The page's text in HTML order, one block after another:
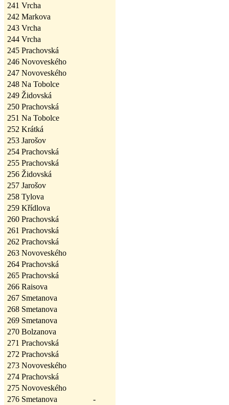
241 Vrcha
242 Markova
243 Vrcha
244 Vrcha
245 Prachovská
246 Novoveského
247 Novoveského
248 Na Tobolce
249 Židovská
250 Prachovská
251 Na Tobolce
252 Krátká
253 Jarošov
254 Prachovská
255 Prachovská
256 Židovská
257 Jarošov
258 Tylova
259 Křídlova
260 Prachovská
261 Prachovská
262 Prachovská
263 Novoveského
264 Prachovská
265 Prachovská
266 Raisova
267 Smetanova
268 Smetanova
269 Smetanova
270 Bolzanova
271 Prachovská
272 Prachovská
273 Novoveského
274 Prachovská
275 Novoveského
276 Smetanova -